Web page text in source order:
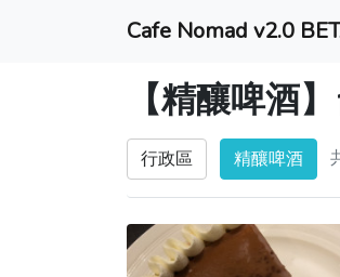
Cafe Nomad v2.0
【精釀啤酒
行政區 精釀啤酒